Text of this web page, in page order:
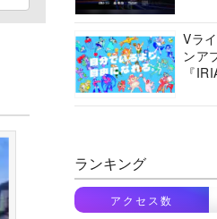
ーシ
Vラ
ンア
『
ランキング
アクセス数